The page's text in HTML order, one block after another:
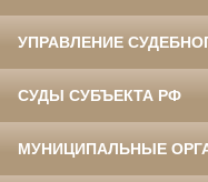
УПРАВЛЕНИЕ
СУДЫ СУБЪЕКТА РФ
МУНИЦИПАЛЬНЫЕ